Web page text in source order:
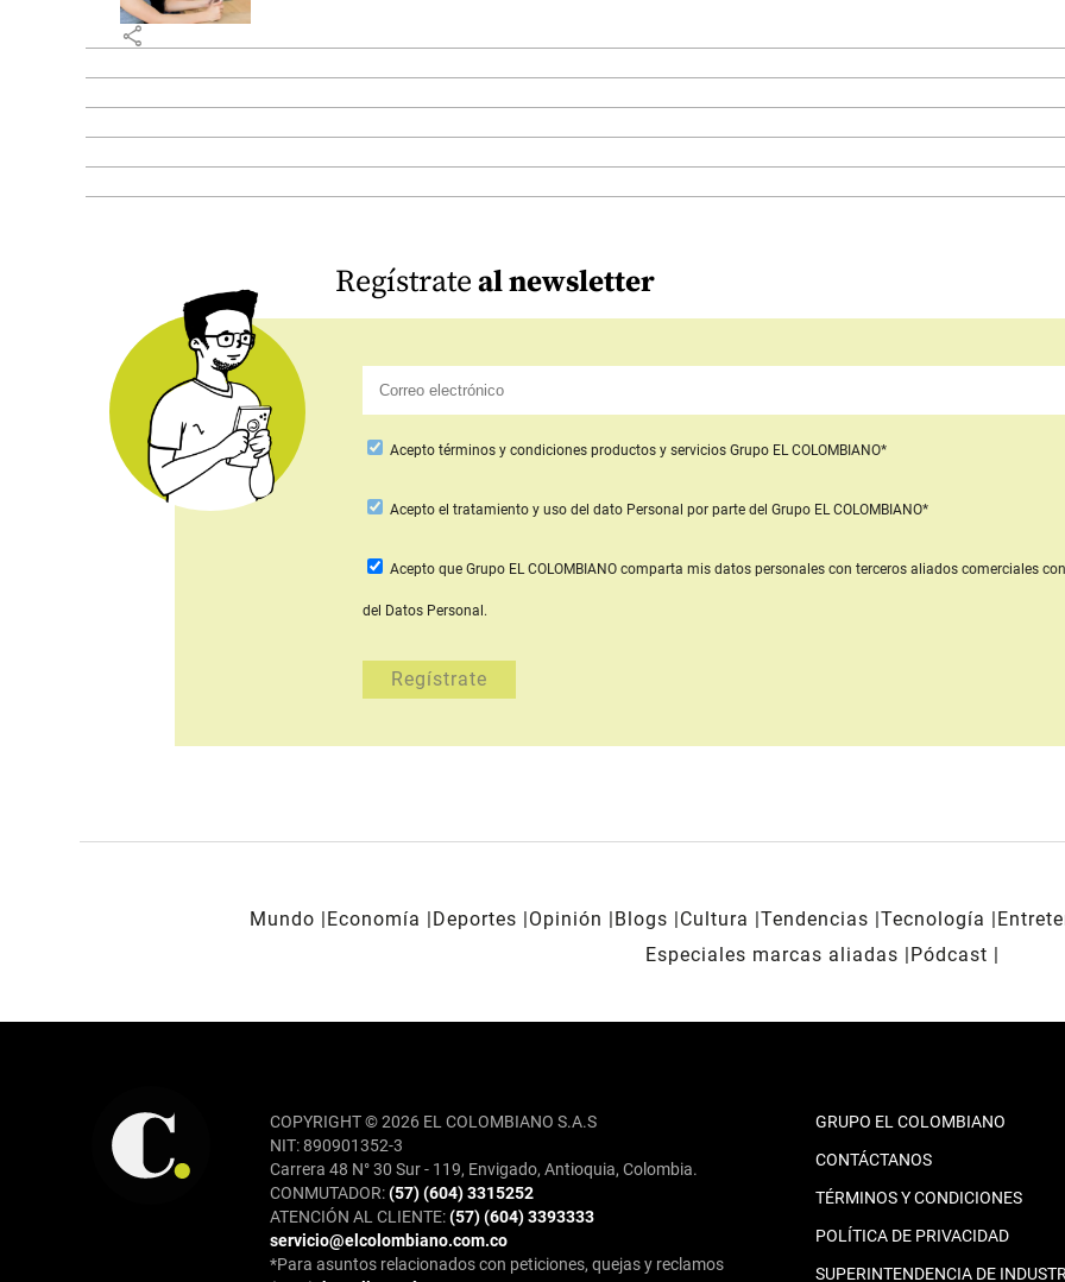
share
Regístrateal newsletter
Acepto términos y condiciones productos y servicios Grupo EL COLOMBIANO*
Aceptoel tratamiento y uso del dato Personal por parte del Grupo EL COLOMBIANO*
Acepto que Grupo EL COLOMBIANO comparta mis datos personales con terceros aliados comerciales
del Datos Personal.
Mundo Economía Deportes Opinión Blogs Cultura Tendencias Tecnología
Especiales marcas aliadas
Pódcast
COPYRIGHT © 2026 EL COLOMBIANO S.A.S
NIT: 890901352-3
Carrera 48 N° 30 Sur - 119, Envigado, Antioquia, Colombia.
CONMUTADOR:(57) (604) 3315252
ATENCIÓN AL CLIENTE:(57) (604) 3393333
servicio@elcolombiano.com.co
*Para asuntos relacionados con peticiones, quejas y reclamos
GRUPO EL COLOMBIANO
CONTÁCTANOS
TÉRMINOS Y CONDICIONES
POLÍTICA DE PRIVACIDAD
SUPERINTENDENCIA DE